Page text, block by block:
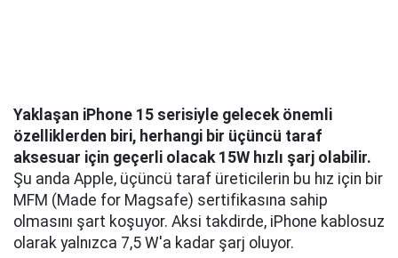
Yaklaşan iPhone 15 serisiyle gelecek önemli
özelliklerden biri, herhangi bir üçüncü taraf
aksesuar için geçerli olacak 15W hızlı şarj olabilir.
Şu anda Apple, üçüncü taraf üreticilerin bu hız için bir
MFM (Made for Magsafe) sertifikasına sahip
olmasını şart koşuyor. Aksi takdirde, iPhone kablosuz
olarak yalnızca 7,5 W'a kadar şarj oluyor.